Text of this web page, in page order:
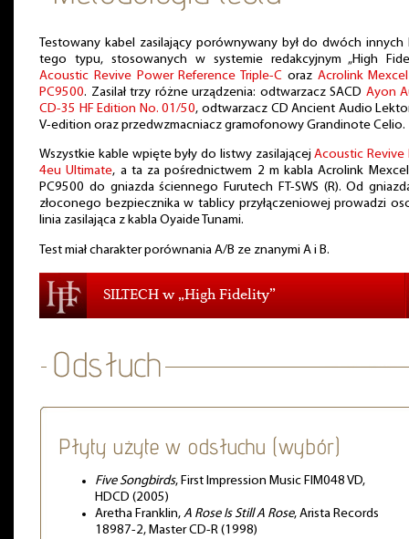
Testowany kabel zasilający porównywany był do dwóch innych
tego typu, stosowanych w systemie redakcyjnym „High
Acoustic Revive Power Reference Triple-C oraz Acrolink
PC9500. Zasilał trzy różne urządzenia: odtwarzacz SACD Ayon
CD-35 HF Edition No. 01/50, odtwarzacz CD Ancient Audio
V-edition oraz przedwzmacniacz gramofonowy Grandinote Celio.
Wszystkie kable wpięte były do listwy zasilającejAcoustic Revive
4eu Ultimate, a ta za pośrednictwem 2 m kabla Acrolink
PC9500 do gniazda ściennego Furutech FT-SWS (R). Od
złoconego bezpiecznika w tablicy przyłączeniowej prowadzi
linia zasilająca z kabla Oyaide Tunami.
Test miał charakter porównania A/B ze znanymi A i B.
SILTECH w „High Fidelity”
Płyty użyte w odsłuchu (wybór)
Five Songbirds, First Impression Music FIM048 VD,
HDCD (2005)
Aretha Franklin, A Rose Is Still A Rose, Arista Records
18987-2, Master CD-R (1998)